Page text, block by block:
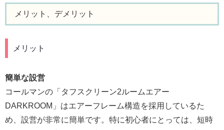
メリット、デメリット
メリット
簡単な設営
コールマンの「タフスクリーン2ルームエアー
DARKROOM」はエアーフレーム構造を採用しているた
め、設営が非常に簡単です。特に初心者にとっては、短時